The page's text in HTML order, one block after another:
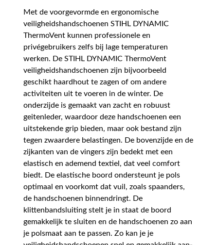
Met de voorgevormde en ergonomische
veiligheidshandschoenen STIHL DYNAMIC
ThermoVent kunnen professionele en
privégebruikers zelfs bij lage temperaturen
werken. De STIHL DYNAMIC ThermoVent
veiligheidshandschoenen zijn bijvoorbeeld
geschikt haardhout te zagen of om andere
activiteiten uit te voeren in de winter. De
onderzijde is gemaakt van zacht en robuust
geitenleder, waardoor deze handschoenen een
uitstekende grip bieden, maar ook bestand zijn
tegen zwaardere belastingen. De bovenzijde en de
zijkanten van de vingers zijn bedekt met een
elastisch en ademend textiel, dat veel comfort
biedt. De elastische boord ondersteunt je pols
optimaal en voorkomt dat vuil, zoals spaanders,
de handschoenen binnendringt. De
klittenbandsluiting stelt je in staat de boord
gemakkelijk te sluiten en de handschoenen zo aan
je polsmaat aan te passen. Zo kan je je